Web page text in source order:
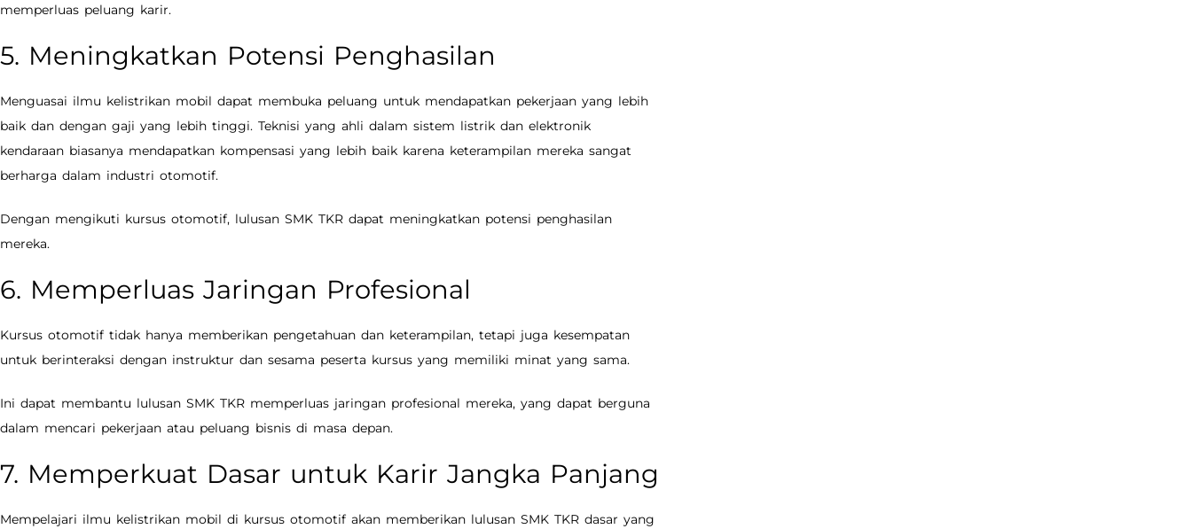
memperluas peluang karir.
5. Meningkatkan Potensi Penghasilan
Menguasai ilmu kelistrikan mobil dapat membuka peluang untuk mendapatkan pekerjaan yang lebih
baik dan dengan gaji yang lebih tinggi. Teknisi yang ahli dalam sistem listrik dan elektronik
kendaraan biasanya mendapatkan kompensasi yang lebih baik karena keterampilan mereka sangat
berharga dalam industri otomotif.
Dengan mengikuti kursus otomotif, lulusan SMK TKR dapat meningkatkan potensi penghasilan
mereka.
6. Memperluas Jaringan Profesional
Kursus otomotif tidak hanya memberikan pengetahuan dan keterampilan, tetapi juga kesempatan
untuk berinteraksi dengan instruktur dan sesama peserta kursus yang memiliki minat yang sama.
Ini dapat membantu lulusan SMK TKR memperluas jaringan profesional mereka, yang dapat berguna
dalam mencari pekerjaan atau peluang bisnis di masa depan.
7. Memperkuat Dasar untuk Karir Jangka Panjang
Mempelajari ilmu kelistrikan mobil di kursus otomotif akan memberikan lulusan SMK TKR dasar yang